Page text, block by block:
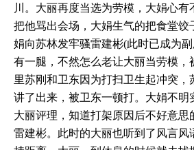
川。大丽再度当选为劳模，大娟心
把他骂出会场，大娟生气的把食堂饺
娟向苏林发牢骚雷建彬(此时已成为
有一腿，不然怎么老让大丽当劳模，
里苏刚和卫东因为打扫卫生起冲突，
讲了出来，被卫东一顿打。大娟不明
大丽评理，知道打架原因后不好意思
雷建彬。此时的大丽也听到了风言风